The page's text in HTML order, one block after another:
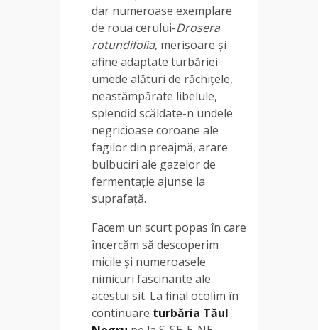
dar numeroase exemplare
de roua cerului-Drosera
rotundifolia, merișoare și
afine adaptate turbăriei
umede alături de răchițele,
neastâmpărate libelule,
splendid scăldate-n undele
negricioase coroane ale
fagilor din preajmă, arare
bulbuciri ale gazelor de
fermentație ajunse la
suprafață.
Facem un scurt popas în care
încercăm să descoperim
micile și numeroasele
nimicuri fascinante ale
acestui sit. La final ocolim în
continuare turbăria Tăul